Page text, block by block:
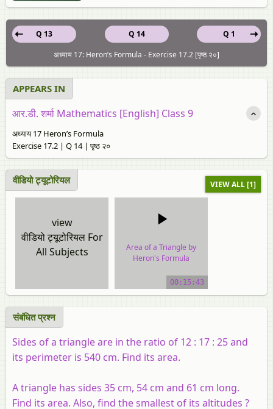
Q 14
Q 13
Q 1
अध्याय 17: Heron’s Formula - Exercise 17.2 [पृष्ठ २०]
APPEARS IN
आर.डी. शर्मा Mathematics [English] Class 9
अध्याय 17 Heron’s Formula
Exercise 17.2 | Q 14 | पृष्ठ २०
वीडियो ट्यूटोरियल VIEW ALL [1]
view
वीडियो ट्यूटोरियल For
All Subjects
Area of a Triangle by
Heron's Formula
video tutorial00:15:43
संबंधित प्रश्न
Sides of a triangle are in the ratio of 12 : 17 : 25 and
its perimeter is 540 cm. Find its area.
A triangle has sides 35 cm, 54 cm and 61 cm long.
Find its area. Also, find the smallest of its altitudes ?